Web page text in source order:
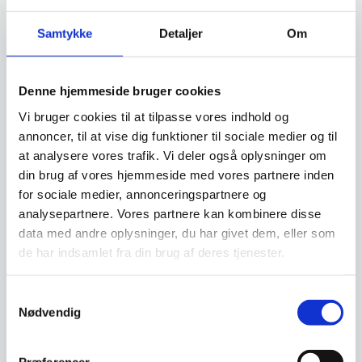
Samtykke Detaljer Om
Denne hjemmeside bruger cookies
Vi bruger cookies til at tilpasse vores indhold og
annoncer, til at vise dig funktioner til sociale medier og til
at analysere vores trafik. Vi deler også oplysninger om
din brug af vores hjemmeside med vores partnere inden
for sociale medier, annonceringspartnere og
analysepartnere. Vores partnere kan kombinere disse
data med andre oplysninger, du har givet dem, eller som
de har indsamlet fra din brug af deres tjenester.
Nødvendig
Få et tilbud på din gamle
køkkenmaskine
tilbagekøber hvert år mange maskiner af alle
fabrikater, som vi renoverer og sælger igen. Få
derfor en vurdering af din gamle maskine.
Klik her og få et tilbud
både eget finansieringsselskab samt eksterne